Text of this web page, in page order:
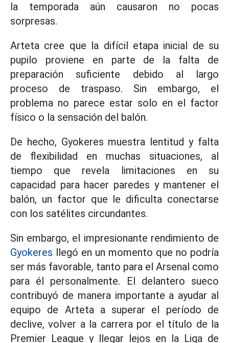
la temporada aún causaron no pocas
sorpresas.
Arteta cree que la difícil etapa inicial de su
pupilo proviene en parte de la falta de
preparación suficiente debido al largo
proceso de traspaso. Sin embargo, el
problema no parece estar solo en el factor
físico o la sensación del balón.
De hecho, Gyokeres muestra lentitud y falta
de flexibilidad en muchas situaciones, al
tiempo que revela limitaciones en su
capacidad para hacer paredes y mantener el
balón, un factor que le dificulta conectarse
con los satélites circundantes.
Sin embargo, el impresionante rendimiento de
Gyokeres llegó en un momento que no podría
ser más favorable, tanto para el Arsenal como
para él personalmente. El delantero sueco
contribuyó de manera importante a ayudar al
equipo de Arteta a superar el período de
declive, volver a la carrera por el título de la
Premier League y llegar lejos en la Liga de